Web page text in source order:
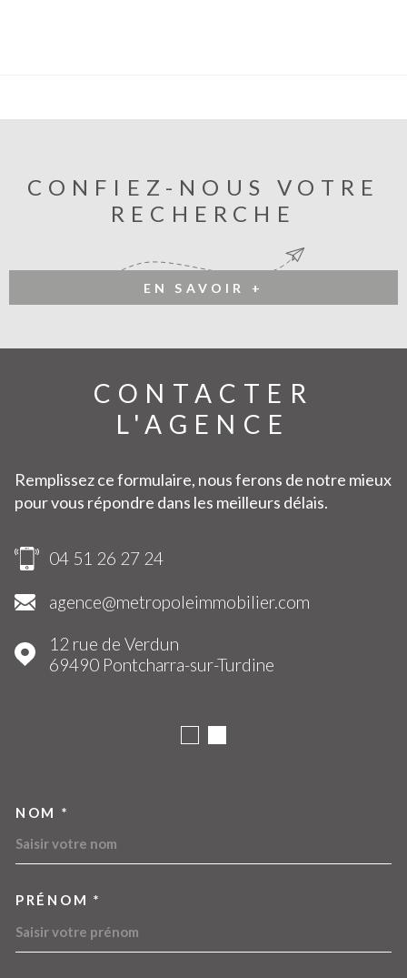
CONFIEZ-NOUS VOTRE
RECHERCHE
EN SAVOIR +
CONTACTER
L'AGENCE
Remplissez ce formulaire, nous ferons de notre mieux
pour vous répondre dans les meilleurs délais.
04 51 26 27 24
agence@metropoleimmobilier.com
12 rue de Verdun
69490
Pontcharra-sur-Turdine
NOM *
PRÉNOM *